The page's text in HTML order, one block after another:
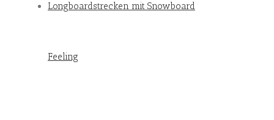
Longboardstrecken mit Snowboard
Feeling